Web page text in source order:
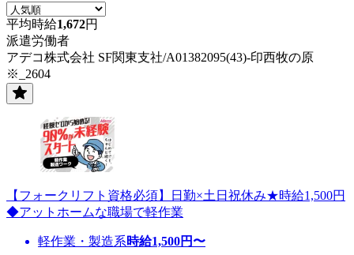
平均時給1,672円
派遣労働者
アデコ株式会社 SF関東支社/A01382095(43)-印西牧の原
※_2604
【フォークリフト資格必須】日勤×土日祝休み★時給1,500円
◆アットホームな職場で軽作業
軽作業・製造系時給1,500円〜